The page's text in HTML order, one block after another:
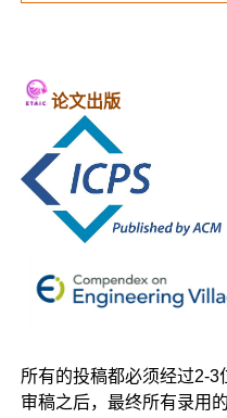
论文出版
所有的投稿都必须经过2-
审稿之后，最终所有录用